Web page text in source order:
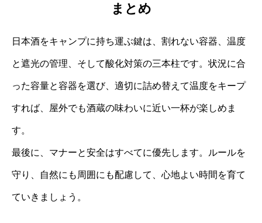
まとめ
日本酒をキャンプに持ち運ぶ鍵は、割れない容器、温度
と遮光の管理、そして酸化対策の三本柱です。状況に合
った容量と容器を選び、適切に詰め替えて温度をキープ
すれば、屋外でも酒蔵の味わいに近い一杯が楽しめま
す。
最後に、マナーと安全はすべてに優先します。ルールを
守り、自然にも周囲にも配慮して、心地よい時間を育て
ていきましょう。